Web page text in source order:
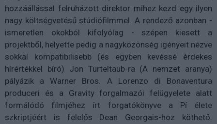
hozzáállással felruházott direktor mihez kezd egy ilyen
nagy költségvetésű stúdiófilmmel. A rendező azonban -
ismeretlen okokból kifolyólag - szépen kiesett a
projektből, helyette pedig a nagyközönség igényeit nézve
sokkal kompatibilisebb (és egyben kevéssé érdekes
hírértékkel bíró) Jon Turteltaub-ra (A nemzet aranya)
pályázik a Warner Bros. A Lorenzo di Bonaventura
produceri és a Gravity forgalmazói felügyelete alatt
formálódó filmjéhez írt forgatókönyve a Pí élete
szkriptjéért is felelős Dean Georgais-hoz köthető.